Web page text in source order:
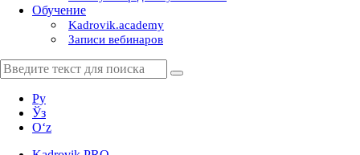
Обучение
Kadrovik.academy
Записи вебинаров
Ру
Ўз
Oʻz